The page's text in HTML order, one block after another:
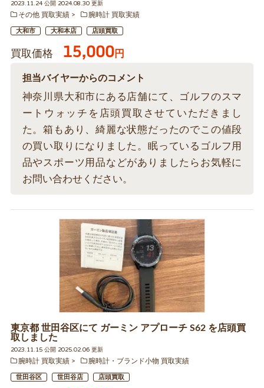
2023.11.24 公開 2024.08.30 更新
その他 買取実績
腕時計 買取実績
大和市 大和本店 店頭買取
買取価格 15,000円
担当バイヤーからのコメント
神奈川県大和市にある店舗にて、ゴルフのスマ
ートウォッチを店頭買取させていただきまし
た。箱もあり、綺麗な状態だったのでこの値段
の買い取りになりました。眠っているゴルフ用
品やスポーツ用品などがありましたらお気軽に
お問い合わせください。
東京都 世田谷区にて ガーミン アプローチ S62 を店頭買
取しました
2023.11.15 公開 2025.02.06 更新
腕時計 買取実績
腕時計・ブランド小物 買取実績
世田谷区 世田谷店 店頭買取